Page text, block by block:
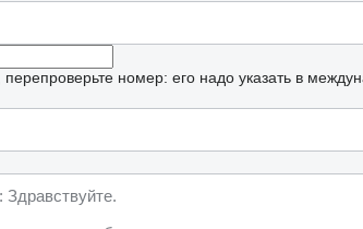
перепроверьте номер: его надо указать в